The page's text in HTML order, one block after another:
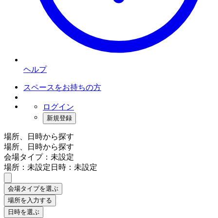
ヘルプ
スペースをお持ちの方
ログイン
新規登録
場所、日時から探す
場所、日時から探す
会場タイプ：未設定
場所：未設定日時：未設定
会場タイプを選ぶ
場所を入力する
日時を選ぶ